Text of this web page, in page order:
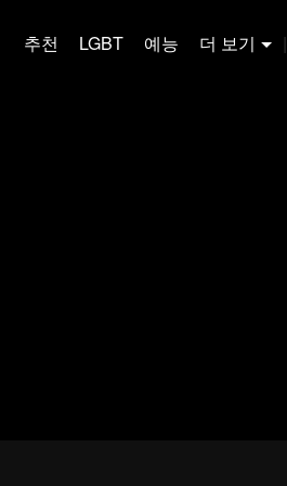
추천 LGBT 예능 더 보기 |